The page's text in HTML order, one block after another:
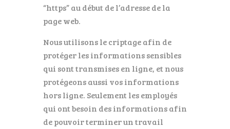
“https” au début de l’adresse de la
page web.
Nous utilisons le criptage afin de
protéger les informations sensibles
qui sont transmises en ligne, et nous
protégeons aussi vos informations
hors ligne. Seulement les employés
qui ont besoin des informations afin
de pouvoir terminer un travail